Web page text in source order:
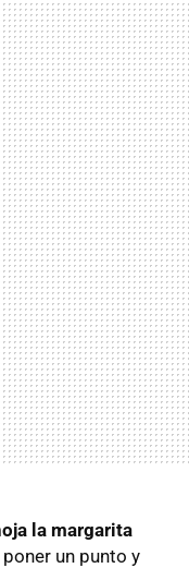
la margarita
un punto y